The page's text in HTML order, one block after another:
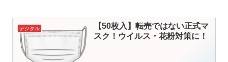
デジタル
【50枚入】転売ではない正式マ
スク！ウイルス・花粉対策に！